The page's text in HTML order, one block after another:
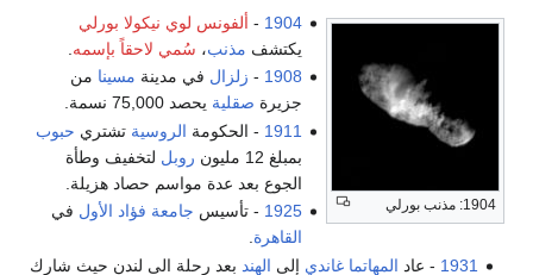
1904: مذنب بورلي
1904
- ألفونس لوي نيكولا بورلي
يكتشف مذنب، سُمي لاحقاً بإسمه
1908
- زلزال في مدينة مسينا من
جزيرة صقلية يحصد 75,000 نسمة.
1911 - الحكومة الروسية تشتري حبوب
بمبلغ 12 مليون
روبل لتخفيف وطأة
الجوع بعد عدة مواسم حصاد هزيلة.
1925 - تأسيس جامعة فؤاد الأول في
القاهرة.
1931 - عاد المهاتما غاندي إلى الهند بعد رحلة الى لندن حيث شارك